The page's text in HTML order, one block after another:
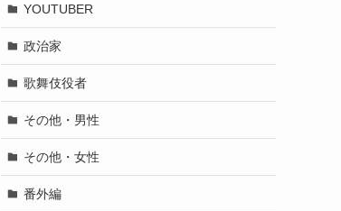
YOUTUBER
政治家
歌舞伎役者
その他・男性
その他・女性
番外編